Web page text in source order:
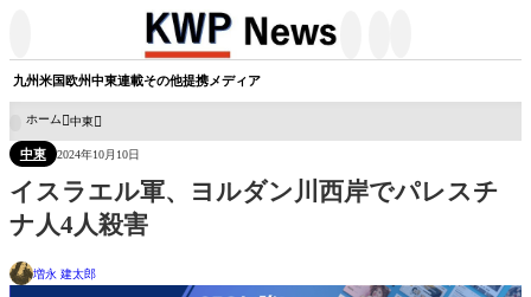
九州米国欧州中東連載その他提携メディア
ホーム 中東
中東 2024年10月10日
イスラエル軍、ヨルダン川西岸でパレスチ
ナ人4人殺害
増永 建太郎